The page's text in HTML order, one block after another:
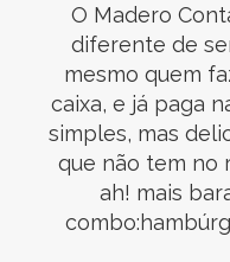
O Madero
diferente de
mesmo quem
caixa, e já paga
simples, mas
que não tem no
ah! mais